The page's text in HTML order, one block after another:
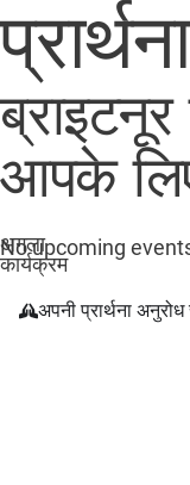
आपके
अगला
कार्यक्रम
No upcoming
अपनी प्रार्थना